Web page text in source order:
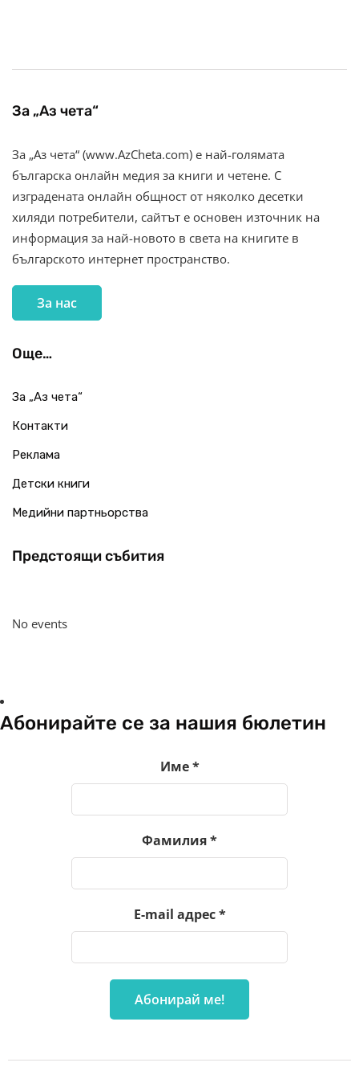
За „Аз чета“
За „Аз чета“ (www.AzCheta.com) е най-голямата
българска онлайн медия за книги и четене. С
изградената онлайн общност от няколко десетки
хиляди потребители, сайтът е основен източник на
информация за най-новото в света на книгите в
българското интернет пространство.
За нас
Още…
За „Аз чета“
Контакти
Реклама
Детски книги
Медийни партньорства
Предстоящи събития
No events
Абонирайте се за нашия бюлетин
Име*
Фамилия*
E-mail адрес*